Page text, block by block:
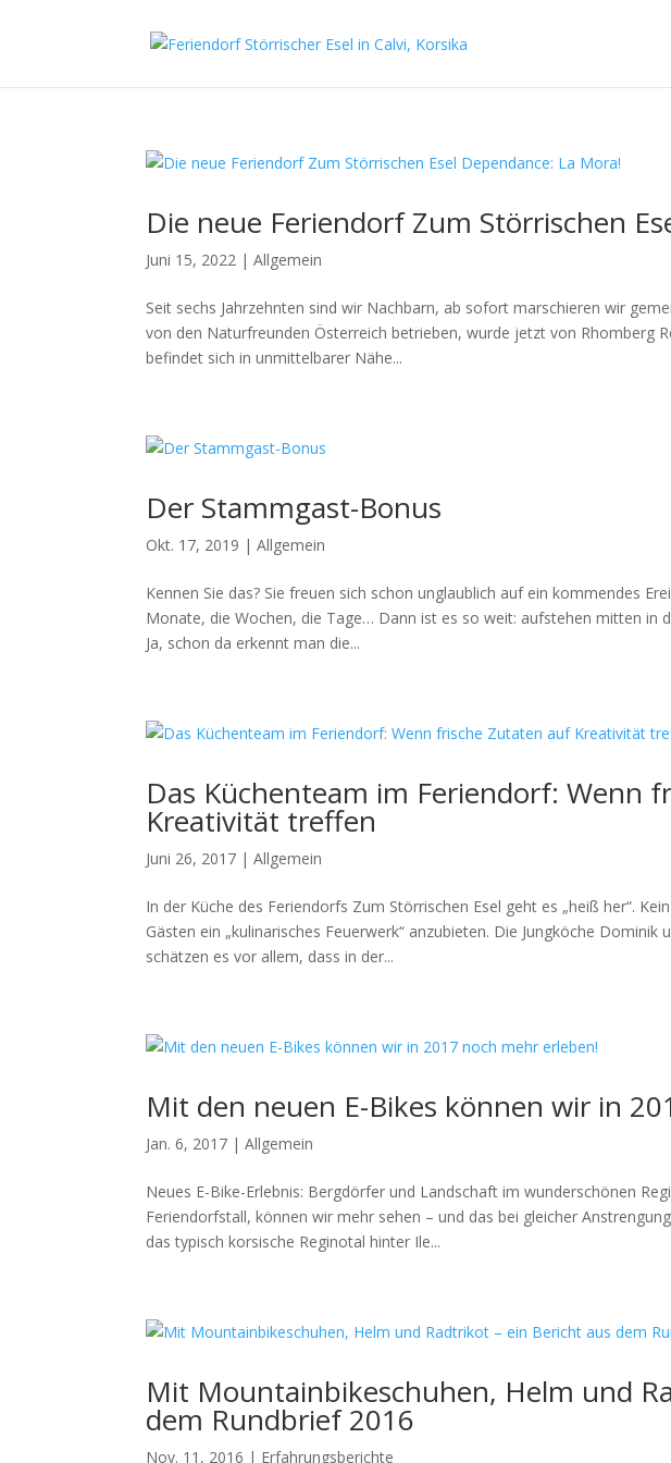
Die neue Feriendorf Zum Störrischen
Juni 15, 2022 |Allgemein
Seit sechs Jahrzehnten sind wir Nachbarn, ab sofort marschieren wir
von den Naturfreunden Österreich betrieben, wurde jetzt von Rhomberg
befindet sich in unmittelbarer Nähe...
Der Stammgast-Bonus
Okt. 17, 2019 |Allgemein
Kennen Sie das? Sie freuen sich schon unglaublich auf ein kommendes
Monate, die Wochen, die Tage… Dann ist es so weit: aufstehen mitten in
Ja, schon da erkennt man die...
Das Küchenteam im Feriendorf: Wenn
Kreativität treffen
Juni 26, 2017 |Allgemein
In der Küche des Feriendorfs Zum Störrischen Esel geht es „heiß her“.
Gästen ein „kulinarisches Feuerwerk“ anzubieten. Die Jungköche Dominik
schätzen es vor allem, dass in der...
Mit den neuen E-Bikes können wir in
Jan. 6, 2017 |Allgemein
Neues E-Bike-Erlebnis: Bergdörfer und Landschaft im wunderschönen
Feriendorfstall, können wir mehr sehen – und das bei gleicher
das typisch korsische Reginotal hinter Ile...
Mit Mountainbikeschuhen, Helm und
dem Rundbrief 2016
Nov. 11, 2016 | Erfahrungsberichte